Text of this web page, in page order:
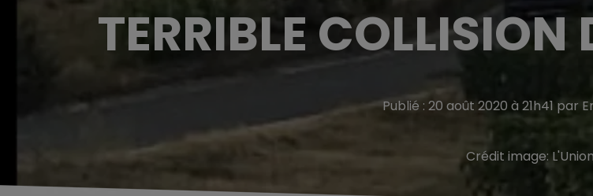
TERRIBLE
Publié : 20 août 2020 à 21h41 par
Crédit image: L'Union